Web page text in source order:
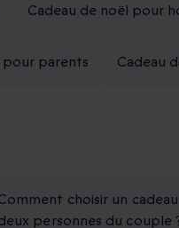
Cadeau de noël pour
pour parents Cadeau
choisir un
personnes du couple